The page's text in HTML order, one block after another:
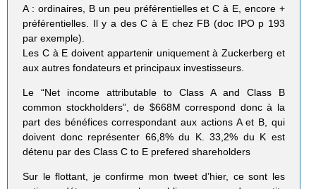
A : ordinaires, B un peu préférentielles et C à E, encore +
préférentielles. Il y a des C à E chez FB (doc IPO p 193
par exemple).
Les C à E doivent appartenir uniquement à Zuckerberg et
aux autres fondateurs et principaux investisseurs.
Le “Net income attributable to Class A and Class B
common stockholders”, de $668M correspond donc à la
part des bénéfices correspondant aux actions A et B, qui
doivent donc représenter 66,8% du K. 33,2% du K est
détenu par des Class C to E prefered shareholders
Sur le flottant, je confirme mon tweet d’hier, ce sont les